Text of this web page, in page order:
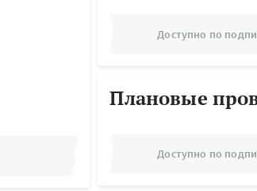
Доступно по
Плановые
Доступно по